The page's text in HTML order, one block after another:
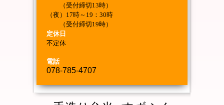
（受付締切13時）
（夜）17時～19：30時
（受付締切19時）
定休日
不定休
電話
078-785-4707